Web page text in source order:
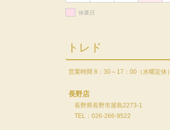
休業日
トレド
営業時間 8：30～17：00（水曜定休）
長野店
長野県長野市屋島2273-1
TEL：026-266-9522